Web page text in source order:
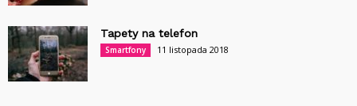
Tapety na telefon
Smartfony 11 listopada 2018